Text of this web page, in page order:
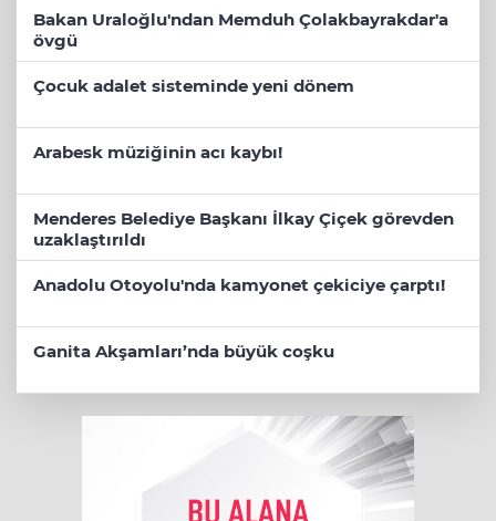
Bakan Uraloğlu'ndan Memduh Çolakbayrakdar'a
övgü
Çocuk adalet sisteminde yeni dönem
Arabesk müziğinin acı kaybı!
Menderes Belediye Başkanı İlkay Çiçek görevden
uzaklaştırıldı
Anadolu Otoyolu'nda kamyonet çekiciye çarptı!
Ganita Akşamları’nda büyük coşku